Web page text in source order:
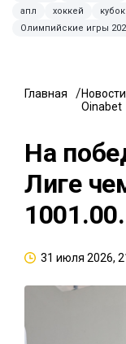
апл
хоккей
Олимпийские игры
Главная
Новости
Oinabet
На
Лиге
31 июля 2026,